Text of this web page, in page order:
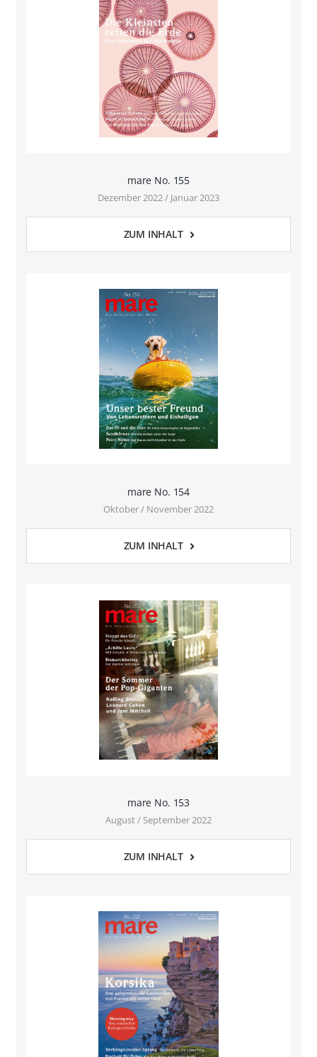
mare No. 155
Dezember 2022 / Januar 2023
ZUM INHALT
mare No. 154
Oktober / November 2022
ZUM INHALT
mare No. 153
August / September 2022
ZUM INHALT